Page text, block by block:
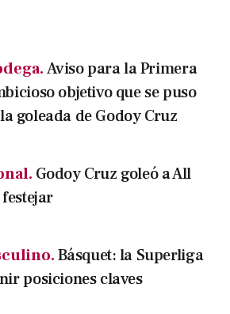
Aviso para la Primera
objetivo que se puso
goleada de Godoy Cruz
Godoy Cruz goleó a All
Básquet: la Superliga
posiciones claves